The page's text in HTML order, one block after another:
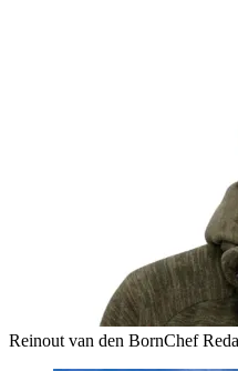
Reinout van den BornChef